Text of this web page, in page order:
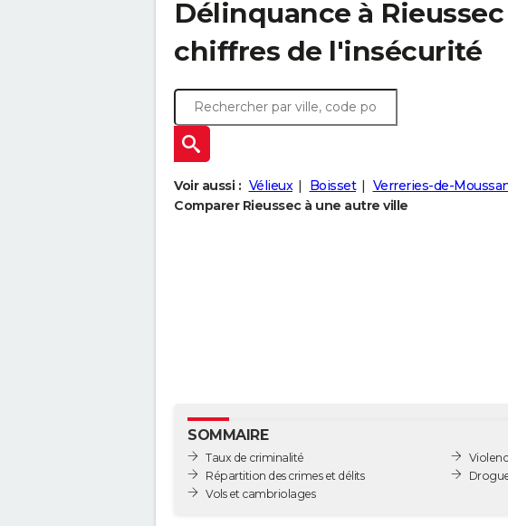
Délinquance à Rieussec
chiffres de l'insécurité
Voir aussi : Vélieux Boisset Verreries-de-
Comparer Rieussec à une autre ville
SOMMAIRE
Taux de criminalité
Répartition des crimes et délits
Vols et cambriolages